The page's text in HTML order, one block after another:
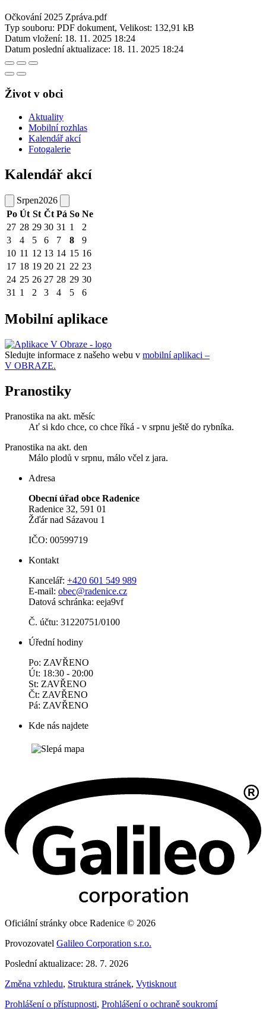
Očkování 2025 Zpráva.pdf
Typ souboru: PDF dokument, Velikost: 132,91 kB
Datum vložení: 18. 11. 2025 18:24
Datum poslední aktualizace: 18. 11. 2025 18:24
Život v obci
Aktuality
Mobilní rozhlas
Kalendář akcí
Fotogalerie
Kalendář akcí
Srpen2026
Po Út St Čt Pá So Ne
27 28 29 30 31 1
2
3
4 5 6 7 8
9
10 11 12 13 14 15 16
17 18 19 20 21 22 23
24 25 26 27 28 29 30
31 1 2 3 4 5 6
Mobilní aplikace
Sledujte informace z našeho webu v mobilní aplikaci –
V OBRAZE.
Pranostiky
Pranostika na akt. měsíc
Ať si kdo chce, co chce říká - v srpnu ještě do rybníka.
Pranostika na akt. den
Málo plodů v srpnu, málo včel z jara.
Adresa
Obecní úřad obce Radenice
Radenice 32, 591 01
Žďár nad Sázavou 1
IČO: 00599719
Kontakt
Kancelář: +420 601 549 989
E-mail: obec@radenice.cz
Datová schránka: eeja9vf
Č. účtu: 31220751/0100
Úřední hodiny
Po: ZAVŘENO
Út: 18:30 - 20:00
St: ZAVŘENO
Čt: ZAVŘENO
Pá: ZAVŘENO
Kde nás najdete
Oficiální stránky obce Radenice © 2026
Provozovatel Galileo Corporation s.r.o.
Poslední aktualizace: 28. 7. 2026
Změna vzhledu, Struktura stránek, Vytisknout
Prohlášení o přístupnosti, Prohlášení o ochraně soukromí